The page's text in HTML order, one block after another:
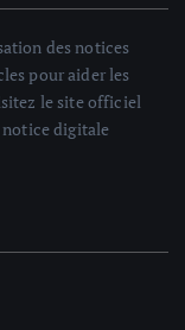
des notices
pour aider les
le site officiel
digitale